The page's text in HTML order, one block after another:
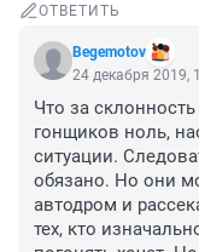
ОТВЕТИТЬ
Begemotov
24 декабря 2019,
Что за
гонщиков ноль,
ситуации.
обязано. Но они
автодром и
тех, кто